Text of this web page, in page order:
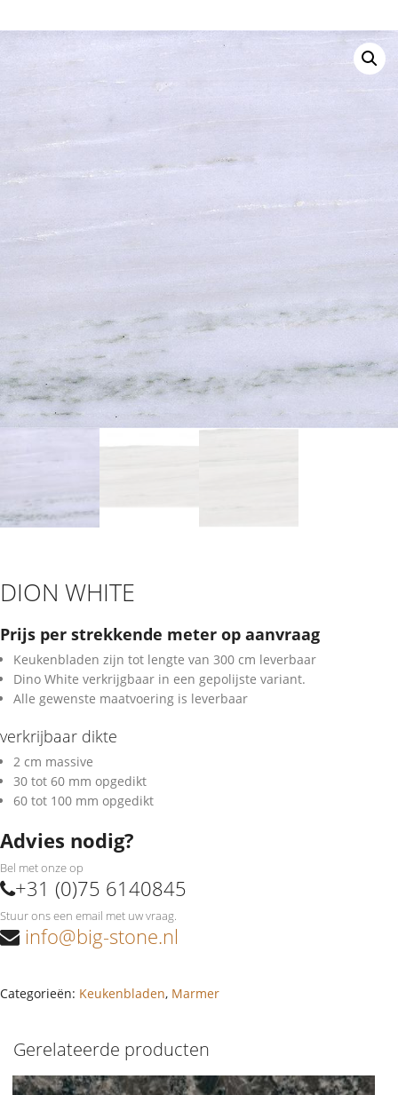
DION WHITE
Prijs per strekkende meter op aanvraag
Keukenbladen zijn tot lengte van 300 cm leverbaar
Dino White verkrijgbaar in een gepolijste variant.
Alle gewenste maatvoering is leverbaar
verkrijbaar dikte
2 cm massive
30 tot 60 mm opgedikt
60 tot 100 mm opgedikt
Advies nodig?
Bel met onze op
+31 (0)75 6140845
Stuur ons een email met uw vraag.
info@big-stone.nl
Categorieën: Keukenbladen, Marmer
Gerelateerde producten